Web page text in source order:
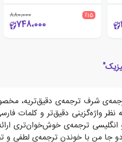
٪15 880،000
748،000
شرف ترجمه‌ی دقیق‌تریه،
نظر واژه‌گزینی دقیق‌تر و کلمات
ترجمه‌ی خوش‌خوان‌تری
جا من با خوندن ترجمه‌ی لطفی و